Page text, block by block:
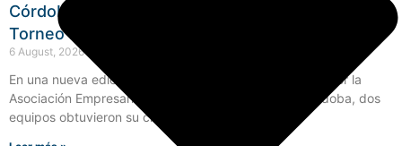
Córdoba definió a sus representantes para el
Torneo Federal de Chefs de FEHGRA
6 August, 2026
En una nueva edición de Córdoba Cocina, organizada por la
Asociación Empresaria Hotelera Gastronómica de Córdoba, dos
equipos obtuvieron su clasificación a la gran final